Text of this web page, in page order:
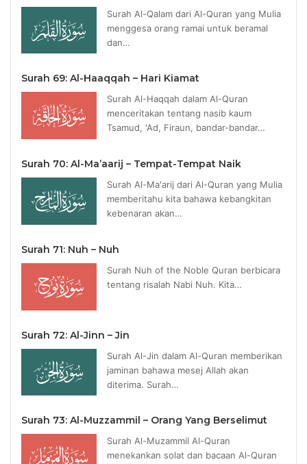
Surah Al-Qalam dari Al-Quran yang Mulia
menggesa orang ramai untuk beramal
dan…
Surah 69: Al-Haaqqah – Hari Kiamat
Surah Al-Haqqah dalam Al-Quran
menceritakan tentang nasib kaum
Tsamud, 'Ad, Firaun, bandar-bandar…
Surah 70: Al-Ma’aarij – Tempat-Tempat Naik
Surah Al-Ma'arij dari Al-Quran yang Mulia
memberitahu kita bahawa kebangkitan
kebenaran akan…
Surah 71: Nuh – Nuh
Surah Nuh of the Noble Quran berbicara
tentang risalah Nabi Nuh. Kita…
Surah 72: Al-Jinn – Jin
Surah Al-Jin dalam Al-Quran memberikan
jaminan bahawa mesej Allah akan
diterima. Surah…
Surah 73: Al-Muzzammil – Orang Yang Berselimut
Surah Al-Muzammil Al-Quran
menekankan solat dan bacaan Al-Quran